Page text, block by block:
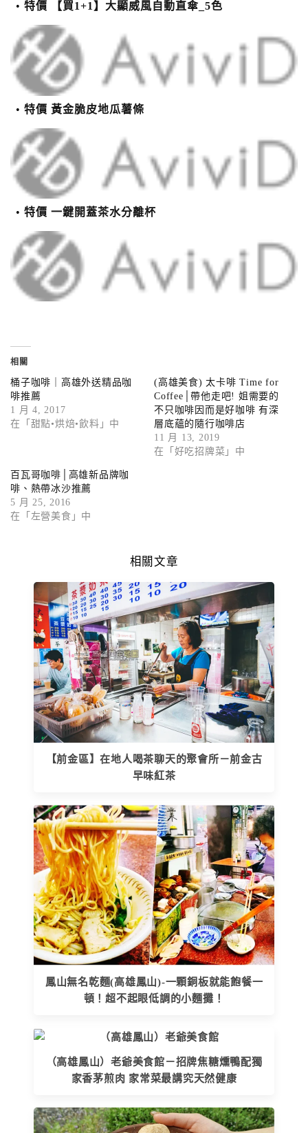
特價 【買1+1】大顯威風自動直傘_5色
特價 黃金脆皮地瓜薯條
特價 一鍵開蓋茶水分離杯
相關
桶子咖啡｜高雄外送精品咖
啡推薦
1 月 4, 2017
在「甜點•烘焙•飲料」中
(高雄美食) 太卡啡 Time for
Coffee│帶他走吧! 姐需要的
不只咖啡因而是好咖啡 有深
層底蘊的隨行咖啡店
11 月 13, 2019
在「好吃招牌菜」中
百瓦哥咖啡│高雄新品牌咖
啡、熱帶冰沙推薦
5 月 25, 2016
在「左營美食」中
相關文章
【前金區】在地人喝茶聊天的聚會所－前金古
早味紅茶
鳳山無名乾麵(高雄鳳山)-一顆銅板就能飽餐一
頓！超不起眼低調的小麵攤！
（高雄鳳山）老爺美食館－招牌焦糖燻鴨配獨
家香茅煎肉 家常菜最講究天然健康